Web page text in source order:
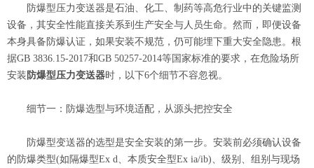
防爆型压力变送器是石油、化工、制药等高危行业中的关键监测
设备，其安全性能直接关系到生产安全与人员生命。然而，即便设备
本身具备防爆认证，如果安装不规范，仍可能埋下重大安全隐患。根
据GB 3836.15-2017和GB 50257-2014等国家标准的要求，在危险场所
安装 防爆型压力变送器时，以下6个细节不容忽视。
细节一：防爆选型与环境适配，从源头把控安全
防爆型变送器的选型是安全安装的第一步。安装前必须确认设备
的防爆类型(如隔爆型Ex d、本质安全型Ex ia/ib)、级别、组别与现场